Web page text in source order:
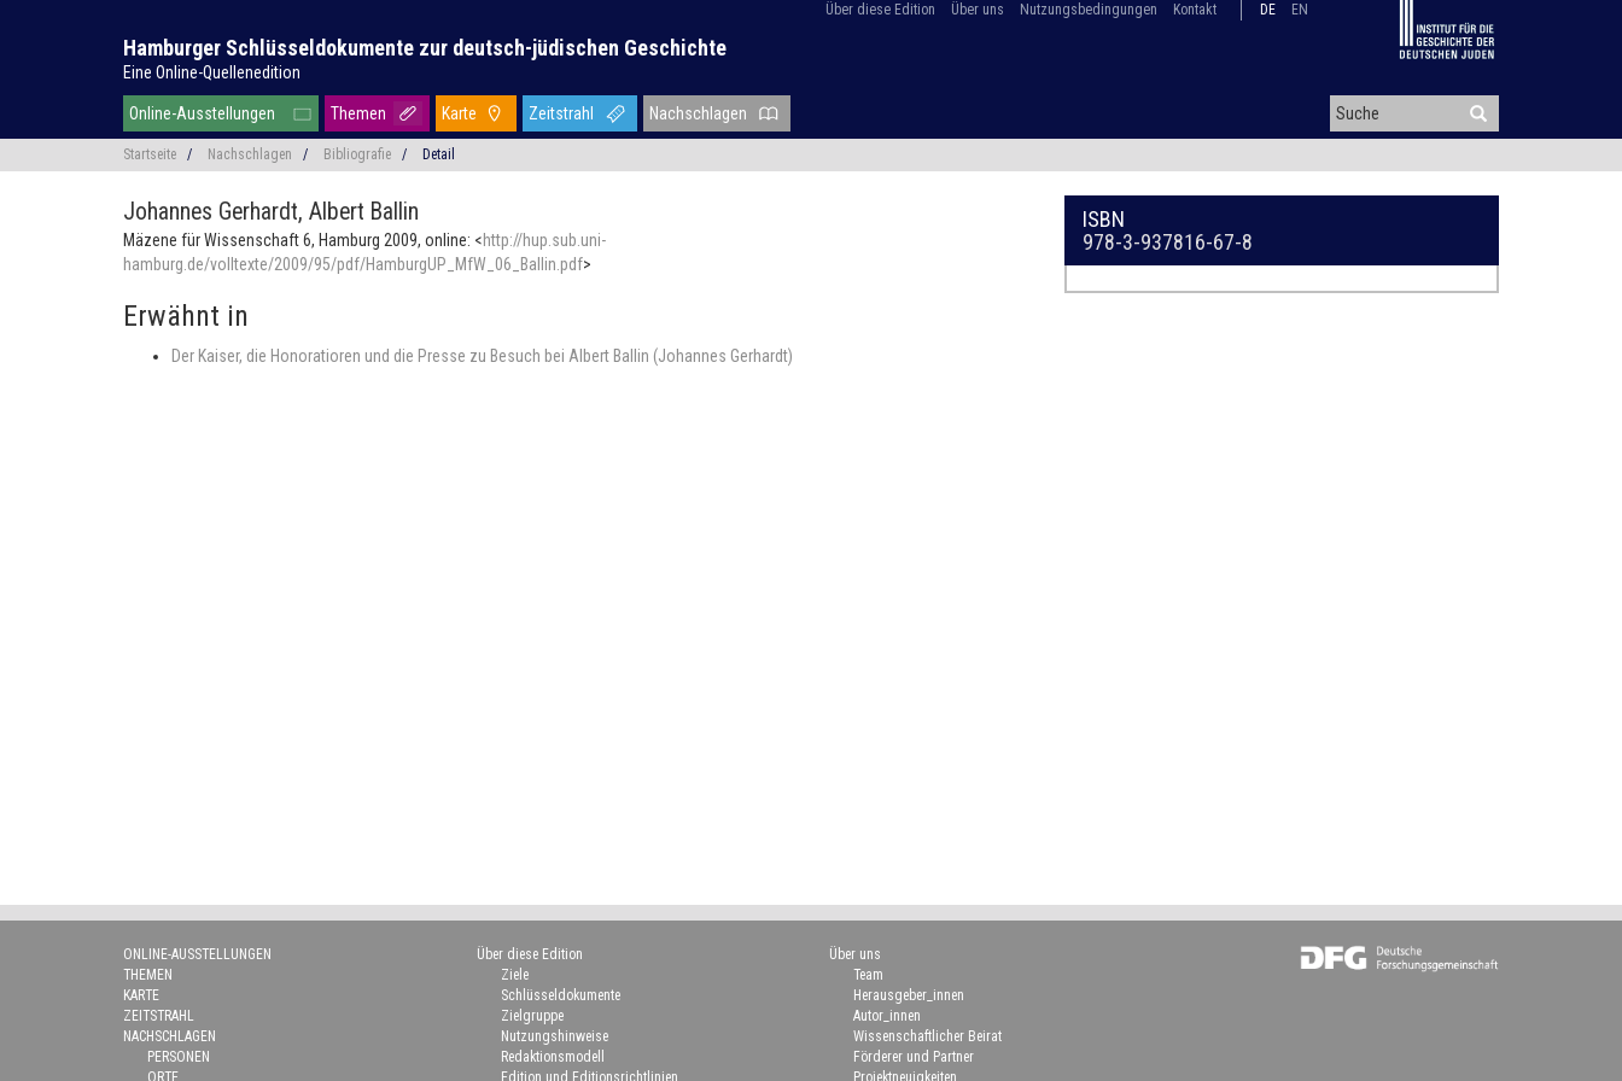
Über diese Edition Über uns Nutzungsbedingungen Kontakt DE EN
Hamburger Schlüsseldokumente zur deutsch-jüdischen Geschichte
Eine Online-Quellenedition
Online-Ausstellungen Themen Karte Zeitstrahl Nachschlagen
Startseite / Nachschlagen / Bibliografie / Detail
Johannes Gerhardt, Albert Ballin
Mäzene für Wissenschaft 6, Hamburg 2009, online: <http://hup.sub.uni-
hamburg.de/volltexte/2009/95/pdf/HamburgUP_MfW_06_Ballin.pdf>
Erwähnt in
Der Kaiser, die Honoratioren und die Presse zu Besuch bei Albert Ballin (Johannes Gerhardt)
ISBN
978-3-937816-67-8
ONLINE-AUSSTELLUNGEN
THEMEN
KARTE
ZEITSTRAHL
NACHSCHLAGEN
PERSONEN
ORTE
Über diese Edition
Ziele
Schlüsseldokumente
Zielgruppe
Nutzungshinweise
Redaktionsmodell
Edition und Editionsrichtlinien
Über uns
Team
Herausgeber_innen
Autor_innen
Wissenschaftlicher Beirat
Förderer und Partner
Projektneuigkeiten